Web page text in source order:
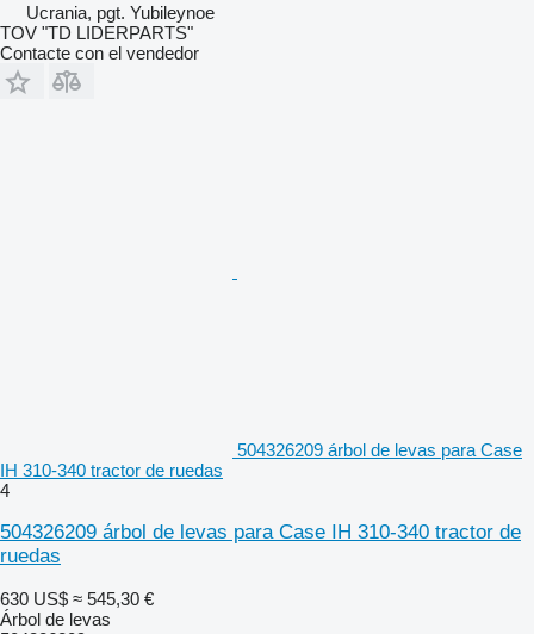
Ucrania, pgt. Yubileynoe
TOV "TD LIDERPARTS"
Contacte con el vendedor
504326209 árbol de levas para Case
IH 310-340 tractor de ruedas
4
504326209 árbol de levas para Case IH 310-340 tractor de
ruedas
630 US$ ≈ 545,30 €
Árbol de levas